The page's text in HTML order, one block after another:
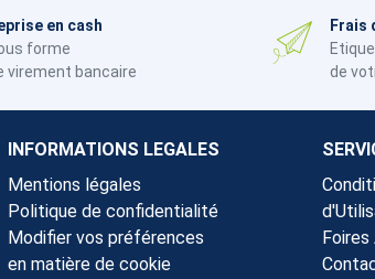
en cash
forme
virement bancaire
Frais
de
INFORMATIONS LEGALES
Mentions légales
Politique de confidentialité
Modifier vos préférences
en matière de cookie
Foires